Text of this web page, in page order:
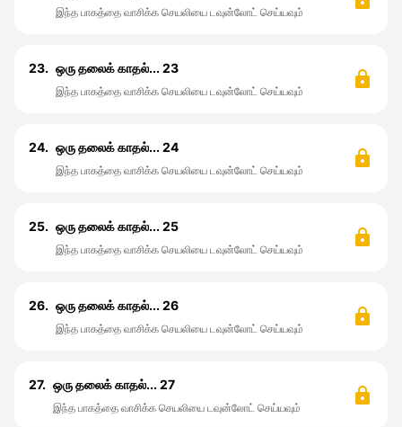
இந்த பாகத்தை வாசிக்க செயலியை டவுன்லோட் செய்யவும்
23. ஒரு தலைக் காதல்... 23
இந்த பாகத்தை வாசிக்க செயலியை டவுன்லோட் செய்யவும்
24. ஒரு தலைக் காதல்... 24
இந்த பாகத்தை வாசிக்க செயலியை டவுன்லோட் செய்யவும்
25. ஒரு தலைக் காதல்... 25
இந்த பாகத்தை வாசிக்க செயலியை டவுன்லோட் செய்யவும்
26. ஒரு தலைக் காதல்... 26
இந்த பாகத்தை வாசிக்க செயலியை டவுன்லோட் செய்யவும்
27. ஒரு தலைக் காதல்... 27
இந்த பாகத்தை வாசிக்க செயலியை டவுன்லோட் செய்யவும்